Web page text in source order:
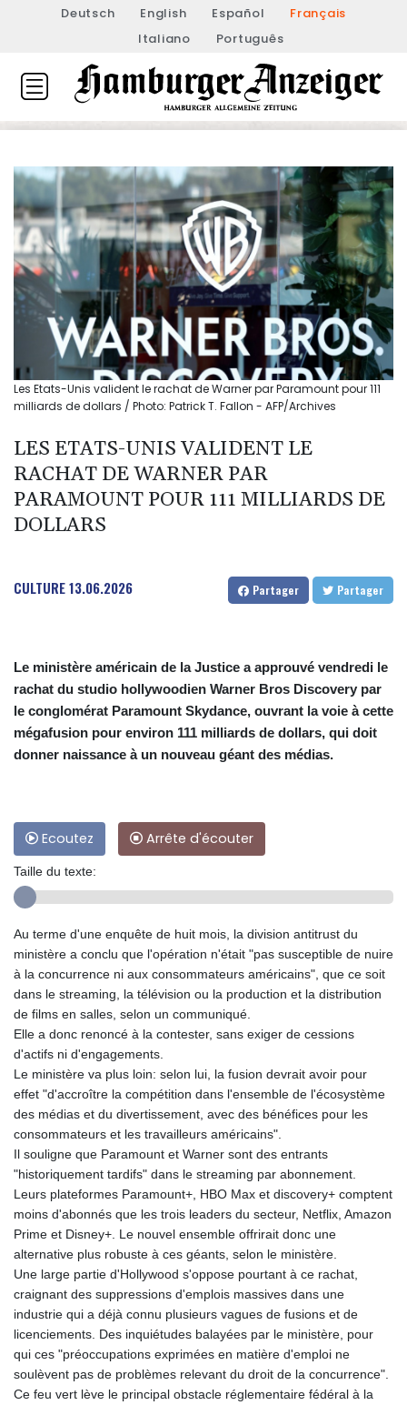
Deutsch English Español
Français
Italiano
Português
Les Etats-Unis valident le rachat de Warner par Paramount pour 111
milliards de dollars / Photo: Patrick T. Fallon - AFP/Archives
LES ETATS-UNIS VALIDENT LE
RACHAT DE WARNER PAR
PARAMOUNT POUR 111 MILLIARDS DE
DOLLARS
CULTURE13.06.2026 Partager Partager
Le ministère américain de la Justice a approuvé vendredi le
rachat du studio hollywoodien Warner Bros Discovery par
le conglomérat Paramount Skydance, ouvrant la voie à cette
mégafusion pour environ 111 milliards de dollars, qui doit
donner naissance à un nouveau géant des médias.
Ecoutez Arrête d'écouter
Taille du texte:
Au terme d'une enquête de huit mois, la division antitrust du
ministère a conclu que l'opération n'était "pas susceptible de nuire
à la concurrence ni aux consommateurs américains", que ce soit
dans le streaming, la télévision ou la production et la distribution
de films en salles, selon un communiqué.
Elle a donc renoncé à la contester, sans exiger de cessions
d'actifs ni d'engagements.
Le ministère va plus loin: selon lui, la fusion devrait avoir pour
effet "d'accroître la compétition dans l'ensemble de l'écosystème
des médias et du divertissement, avec des bénéfices pour les
consommateurs et les travailleurs américains".
Il souligne que Paramount et Warner sont des entrants
"historiquement tardifs" dans le streaming par abonnement.
Leurs plateformes Paramount+, HBO Max et discovery+ comptent
moins d'abonnés que les trois leaders du secteur, Netflix, Amazon
Prime et Disney+. Le nouvel ensemble offrirait donc une
alternative plus robuste à ces géants, selon le ministère.
Une large partie d'Hollywood s'oppose pourtant à ce rachat,
craignant des suppressions d'emplois massives dans une
industrie qui a déjà connu plusieurs vagues de fusions et de
licenciements. Des inquiétudes balayées par le ministère, pour
qui ces "préoccupations exprimées en matière d'emploi ne
soulèvent pas de problèmes relevant du droit de la concurrence".
Ce feu vert lève le principal obstacle réglementaire fédéral à la